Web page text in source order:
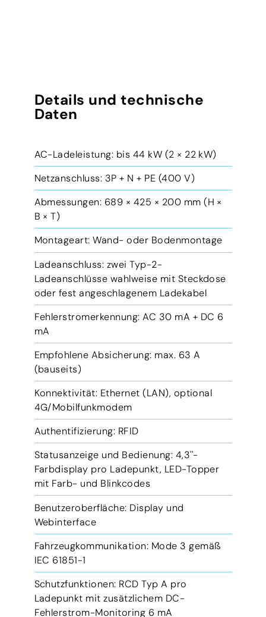
Details und technische
Daten
AC-Ladeleistung: bis 44 kW (2 × 22 kW)
Netzanschluss: 3P + N + PE (400 V)
Abmessungen: 689 × 425 × 200 mm (H ×
B × T)
Montageart: Wand- oder Bodenmontage
Ladeanschluss: zwei Typ-2-
Ladeanschlüsse wahlweise mit Steckdose
oder fest angeschlagenem Ladekabel
Fehlerstromerkennung: AC 30 mA + DC 6
mA
Empfohlene Absicherung: max. 63 A
(bauseits)
Konnektivität: Ethernet (LAN), optional
4G/Mobilfunkmodem
Authentifizierung: RFID
Statusanzeige und Bedienung: 4,3''-
Farbdisplay pro Ladepunkt, LED-Topper
mit Farb- und Blinkcodes
Benutzeroberfläche: Display und
Webinterface
Fahrzeugkommunikation: Mode 3 gemäß
IEC 61851-1
Schutzfunktionen: RCD Typ A pro
Ladepunkt mit zusätzlichem DC-
Fehlerstrom-Monitoring 6 mA